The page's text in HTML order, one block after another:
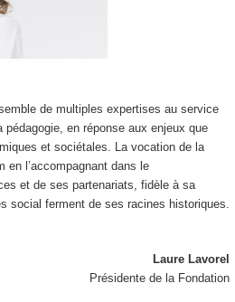
de multiples expertises au service
en réponse aux enjeux que
et sociétales. La vocation de la
en l’accompagnant dans le
et de ses partenariats, fidèle à sa
social ferment de ses racines historiques.
Laure Lavorel
Présidente de la Fondation